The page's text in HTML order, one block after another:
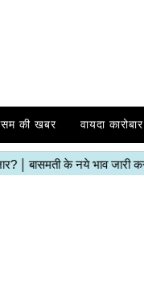
की खबर वायदा कारोबार